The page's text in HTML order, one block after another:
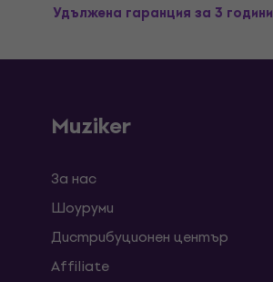
Удължена гаранция за 3 години
Muziker
За нас
Шоуруми
Дистрибуционен център
Affiliate